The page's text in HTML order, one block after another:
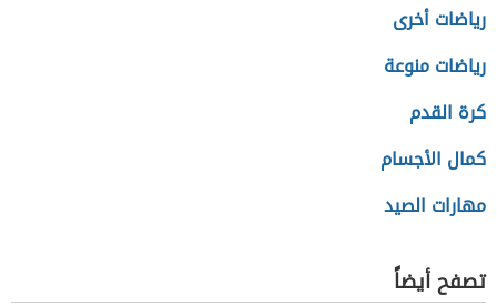
رياضات أخرى
رياضات منوعة
كرة القدم
كمال الأجسام
مهارات الصيد
تصفح أيضاً